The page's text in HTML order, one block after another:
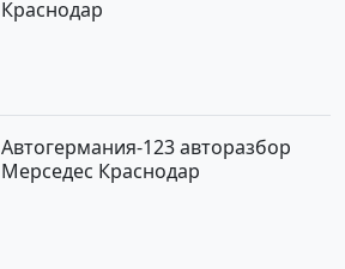
Краснодар
Автогермания-123 авторазбор
Мерседес Краснодар